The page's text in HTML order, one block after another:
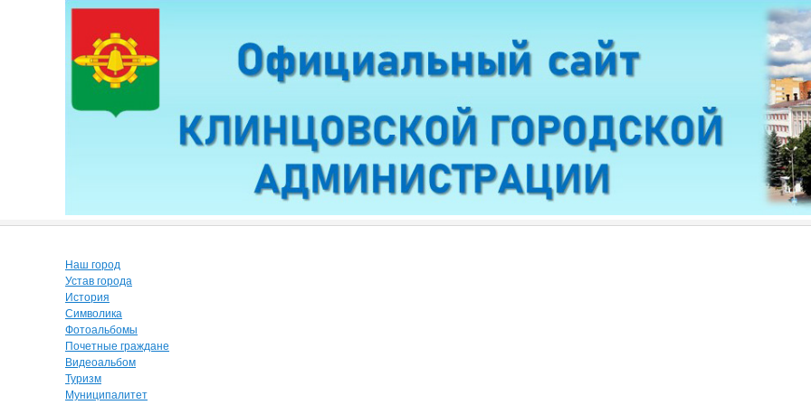
Наш город
Устав города
История
Символика
Фотоальбомы
Почетные граждане
Видеоальбом
Туризм
Муниципалитет